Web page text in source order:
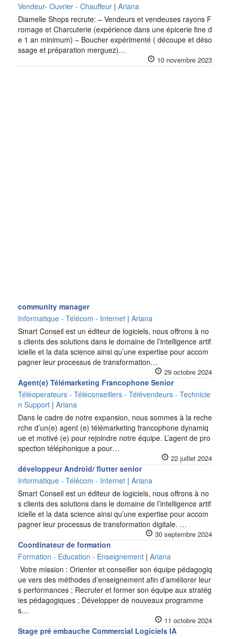
Vendeur- Ouvrier - Chauffeur | Ariana
Diamelle Shops recrute: – Vendeurs et vendeuses rayons F
romage et Charcuterie (expérience dans une épicerie fine d
e 1 an minimum) – Boucher expérimenté ( découpe et déso
ssage et préparation merguez)…
10 novembre 2023
community manager
Informatique - Télécom - Internet | Ariana
Smart Conseil est un éditeur de logiciels, nous offrons à no
s clients des solutions dans le domaine de l’intelligence artif
icielle et la data science ainsi qu’une expertise pour accom
pagner leur processus de transformation…
29 octobre 2024
Agent(e) Télémarketing Francophone Senior
Téléoperateurs - Téléconseillers - Télévendeurs - Technicie
n Support | Ariana
Dans le cadre de notre expansion, nous sommes à la reche
rche d’un(e) agent (e) télémarketing francophone dynamiq
ue et motivé (e) pour rejoindre notre équipe. L’agent de pro
spection téléphonique a pour…
22 juillet 2024
développeur Android/ flutter senior
Informatique - Télécom - Internet | Ariana
Smart Conseil est un éditeur de logiciels, nous offrons à no
s clients des solutions dans le domaine de l’intelligence artif
icielle et la data science ainsi qu’une expertise pour accom
pagner leur processus de transformation digitale. …
30 septembre 2024
Coordinateur de formation
Formation - Education - Enseignement | Ariana
Votre mission : Orienter et conseiller son équipe pédagogiq
ue vers des méthodes d’enseignement afin d’améliorer leur
s performances ; Recruter et former son équipe aux stratég
ies pédagogiques ; Développer de nouveaux programme
s…
11 octobre 2024
Stage pré embauche Commercial Logiciels IA